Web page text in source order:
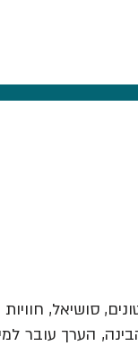
סושיאל,
הערך עובר